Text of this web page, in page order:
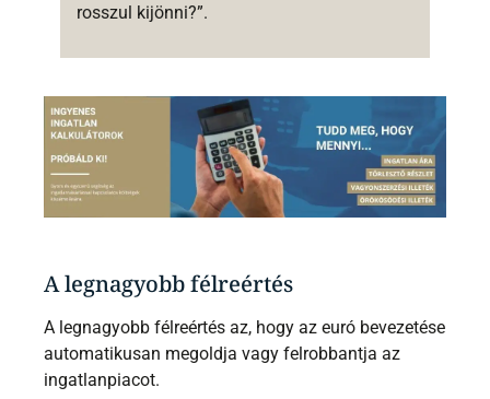
rosszul kijönni?”.
A legnagyobb félreértés
A legnagyobb félreértés az, hogy az euró bevezetése
automatikusan megoldja vagy felrobbantja az
ingatlanpiacot.